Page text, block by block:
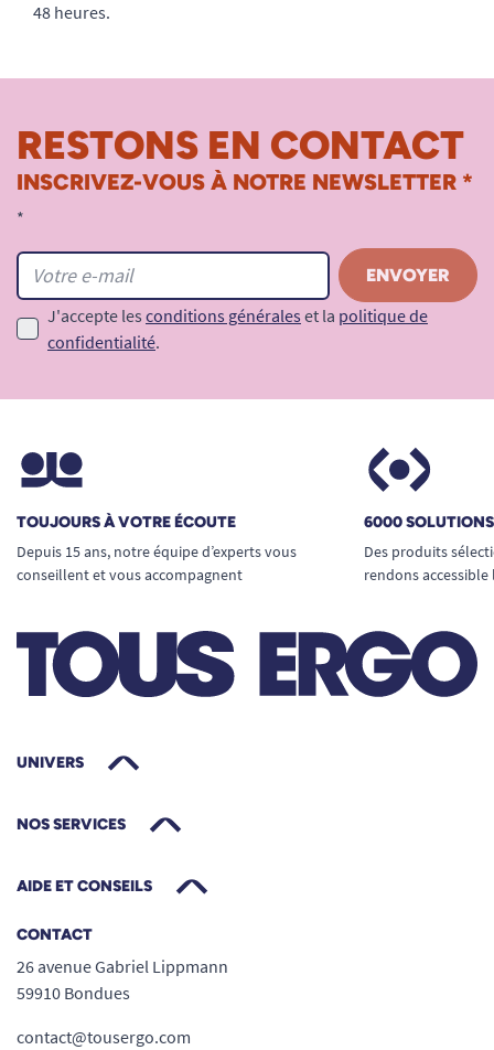
48 heures.
RESTONS EN CONTACT
INSCRIVEZ-VOUS À NOTRE NEWSLETTER *
*
J'accepte les conditions générales et la politique de
confidentialité.
TOUJOURS À VOTRE ÉCOUTE
Depuis 15 ans, notre équipe d’experts vous
conseillent et vous accompagnent
6000
Des produits
rendons
UNIVERS
NOS SERVICES
AIDE ET CONSEILS
CONTACT
26 avenue Gabriel Lippmann
59910 Bondues
contact@tousergo.com